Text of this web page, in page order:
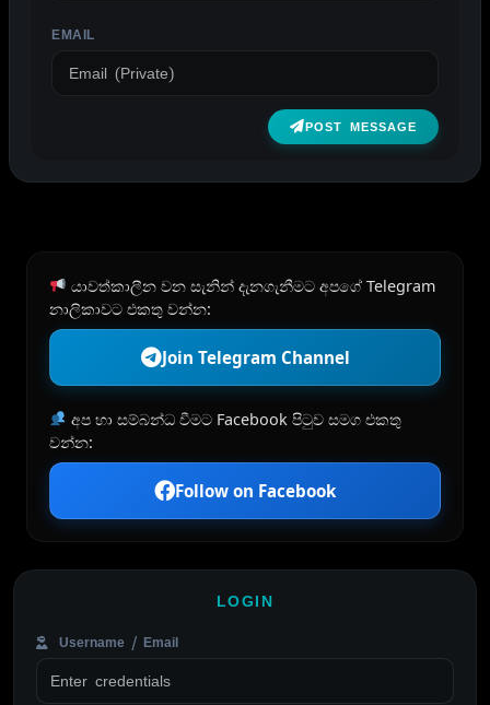
EMAIL
POST MESSAGE
යාවත්කාලීන වන සැනින් දැනගැනීමට අපගේ Telegram
නාලිකාවට එකතු වන්න:
Join Telegram Channel
අප හා සම්බන්ධ වීමට Facebook පිටුව සමග එකතු
වන්න:
Follow on Facebook
LOGIN
Username / Email